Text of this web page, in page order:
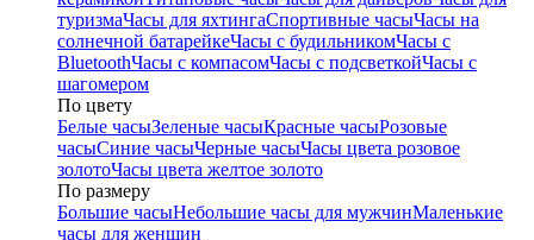
туризмаЧасы для яхтингаСпортивные часыЧасы на
солнечной батарейкеЧасы с будильникомЧасы с
BluetoothЧасы с компасомЧасы с подсветкойЧасы с
шагомером
По цвету
Белые часыЗеленые часыКрасные часыРозовые
часыСиние часыЧерные часыЧасы цвета розовое
золотоЧасы цвета желтое золото
По размеру
Большие часыНебольшие часы для мужчинМаленькие
часы для женщин